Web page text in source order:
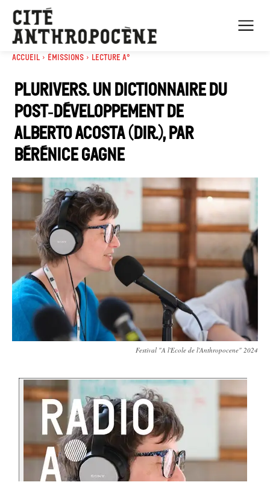
Accueil Émissions Lecture A°
Plurivers. Un dictionnaire du
post‑développement de
Alberto ACOSTA (dir.), par
Bérénice Gagne
Festival "A l'Ecole de l'Anthropocene" 2024